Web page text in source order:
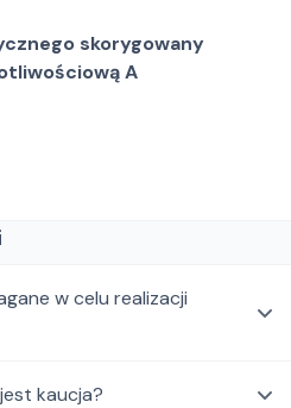
skorygowany
A
w celu realizacji
kaucja?